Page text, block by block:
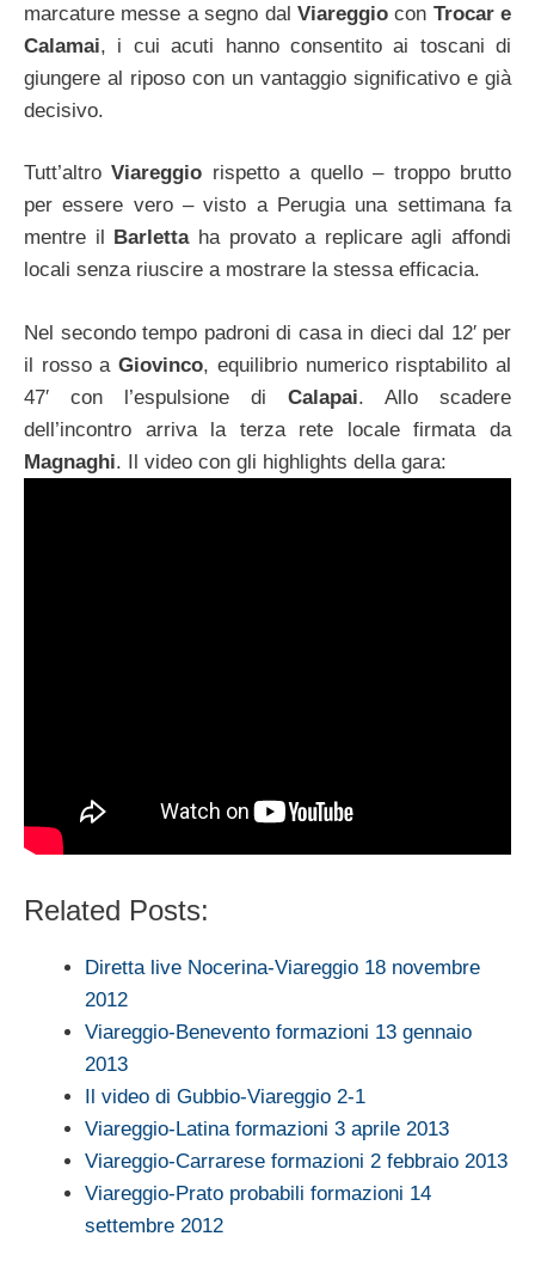
marcature messe a segno dal Viareggiocon Trocar e
Calamai, i cui acuti hanno consentito ai toscani di
giungere al riposo con un vantaggio significativo e già
decisivo.
Tutt’altroViareggio rispetto a quello – troppo brutto
per essere vero – visto a Perugia una settimana fa
mentre il
Barlettaha provato a replicare agli affondi
locali senza riuscire a mostrare la stessa efficacia.
Nel secondo tempo padroni di casa in dieci dal 12′ per
il rosso aGiovinco, equilibrio numerico risptabilito al
47′ con l’espulsione di Calapai. Allo scadere
dell’incontro arriva la terza rete locale firmata da
Magnaghi. Il video con gli highlights della gara:
Related Posts:
Diretta live Nocerina-Viareggio 18 novembre
2012
Viareggio-Benevento formazioni 13 gennaio
2013
Il video di Gubbio-Viareggio 2-1
Viareggio-Latina formazioni 3 aprile 2013
Viareggio-Carrarese formazioni 2 febbraio 2013
Viareggio-Prato probabili formazioni 14
settembre 2012